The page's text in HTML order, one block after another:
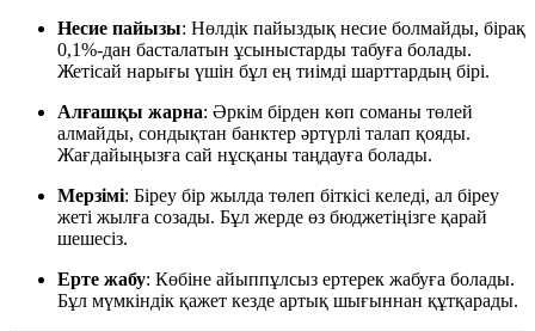
Несие пайызы: Нөлдік пайыздық несие болмайды, бірақ
0,1%-дан басталатын ұсыныстарды табуға болады.
Жетісай нарығы үшін бұл ең тиімді шарттардың бірі.
Алғашқы жарна: Әркім бірден көп соманы төлей
алмайды, сондықтан банктер әртүрлі талап қояды.
Жағдайыңызға сай нұсқаны таңдауға болады.
Мерзімі: Біреу бір жылда төлеп біткісі келеді, ал біреу
жеті жылға созады. Бұл жерде өз бюджетіңізге қарай
шешесіз.
Ерте жабу: Көбіне айыппұлсыз ертерек жабуға болады.
Бұл мүмкіндік қажет кезде артық шығыннан құтқарады.